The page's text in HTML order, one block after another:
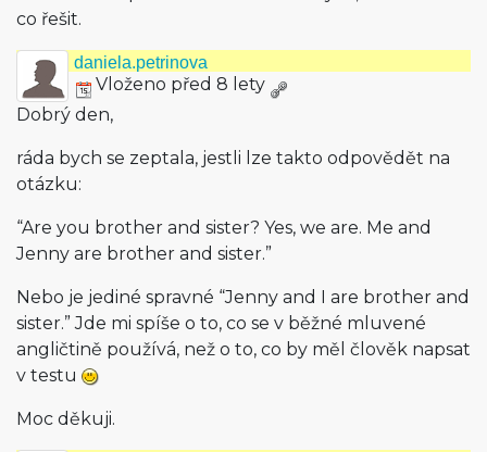
co řešit.
daniela.petrinova
Vloženo před 8 lety
Dobrý den,
ráda bych se zeptala, jestli lze takto odpovědět na
otázku:
“Are you brother and sister? Yes, we are. Me and
Jenny are brother and sister.”
Nebo je jediné spravné “Jenny and I are brother and
sister.” Jde mi spíše o to, co se v běžné mluvené
angličtině používá, než o to, co by měl člověk napsat
v testu
Moc děkuji.